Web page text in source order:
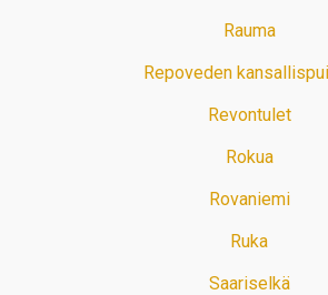
Rauma
Repoveden
Revontulet
Rokua
Rovaniemi
Ruka
Saariselkä